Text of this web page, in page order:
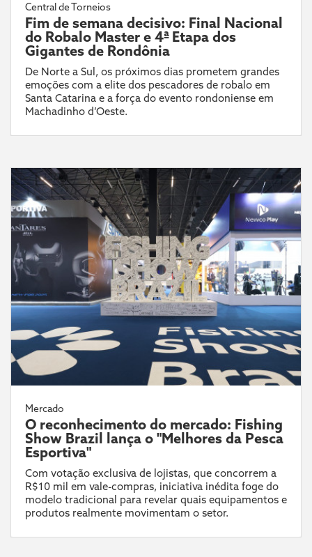
Central de Torneios
Fim de semana decisivo: Final Nacional
do Robalo Master e 4ª Etapa dos
Gigantes de Rondônia
De Norte a Sul, os próximos dias prometem grandes
emoções com a elite dos pescadores de robalo em
Santa Catarina e a força do evento rondoniense em
Machadinho d’Oeste.
Mercado
O reconhecimento do mercado: Fishing
Show Brazil lança o "Melhores da Pesca
Esportiva"
Com votação exclusiva de lojistas, que concorrem a
R$10 mil em vale-compras, iniciativa inédita foge do
modelo tradicional para revelar quais equipamentos e
produtos realmente movimentam o setor.